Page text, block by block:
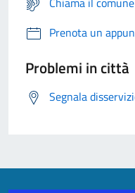
Prenota un
Problemi in città
Segnala